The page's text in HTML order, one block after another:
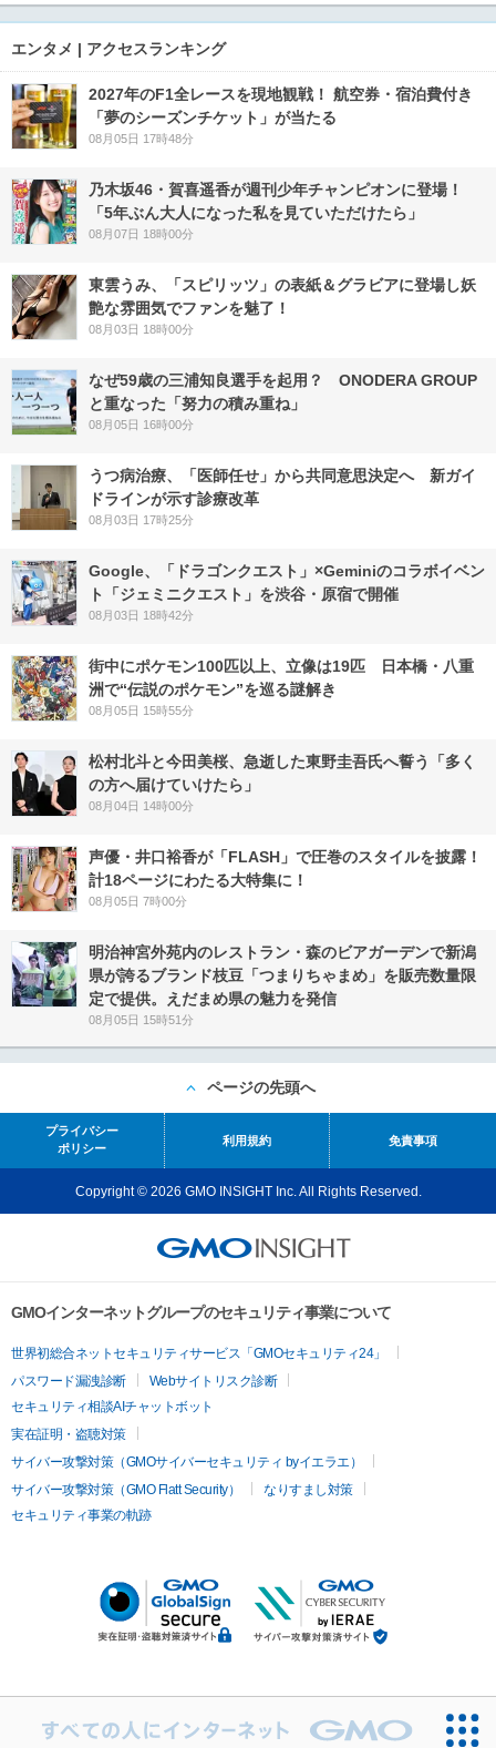
エンタメ | アクセスランキング
2027年のF1全レースを現地観戦！ 航空券・宿泊費付き
「夢のシーズンチケット」が当たる
08月05日 17時48分
乃木坂46・賀喜遥香が週刊少年チャンピオンに登場！
「5年ぶん大人になった私を見ていただけたら」
08月07日 18時00分
東雲うみ、「スピリッツ」の表紙＆グラビアに登場し妖
艶な雰囲気でファンを魅了！
08月03日 18時00分
なぜ59歳の三浦知良選手を起用？ ONODERA GROUP
と重なった「努力の積み重ね」
08月05日 16時00分
うつ病治療、「医師任せ」から共同意思決定へ 新ガイ
ドラインが示す診療改革
08月03日 17時25分
Google、「ドラゴンクエスト」×Geminiのコラボイベン
ト「ジェミニクエスト」を渋谷・原宿で開催
08月03日 18時42分
街中にポケモン100匹以上、立像は19匹 日本橋・八重
洲で“伝説のポケモン”を巡る謎解き
08月05日 15時55分
松村北斗と今田美桜、急逝した東野圭吾氏へ誓う「多く
の方へ届けていけたら」
08月04日 14時00分
声優・井口裕香が「FLASH」で圧巻のスタイルを披露！
計18ページにわたる大特集に！
08月05日 7時00分
明治神宮外苑内のレストラン・森のビアガーデンで新潟
県が誇るブランド枝豆「つまりちゃまめ」を販売数量限
定で提供。えだまめ県の魅力を発信
08月05日 15時51分
ページの先頭へ
プライバシー
ポリシー
利用規約 免責事項
Copyright © 2026 GMO INSIGHT Inc. All Rights Reserved.
GMOインターネットグループのセキュリティ事業について
世界初総合ネットセキュリティサービス「GMOセキュリティ24」
パスワード漏洩診断
Webサイトリスク診断
セキュリティ相談AIチャットボット
実在証明・盗聴対策
サイバー攻撃対策（GMOサイバーセキュリティ byイエラエ）
サイバー攻撃対策（GMO Flatt Security）
なりすまし対策
セキュリティ事業の軌跡